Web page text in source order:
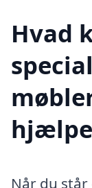
Hvad
Når du